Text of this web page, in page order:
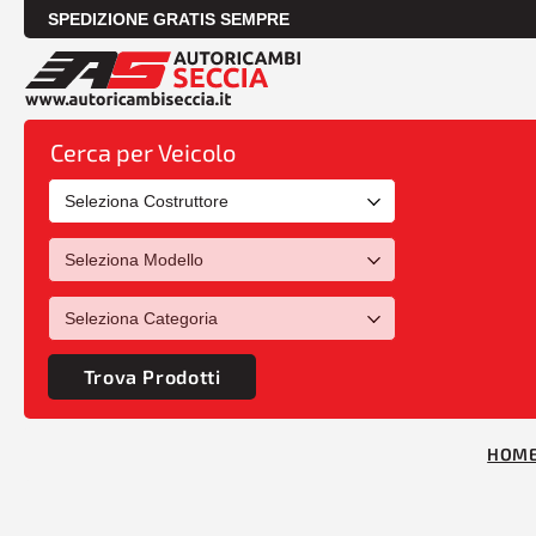
SPEDIZIONE GRATIS SEMPRE
Cerca per Veicolo
Trova Prodotti